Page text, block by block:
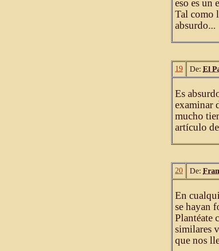
eso es un
Tal como
absurdo...
19 De: El
Es
examinar
mucho
artículo
20 De:
En
se hayan
Plantéate
similares
que nos